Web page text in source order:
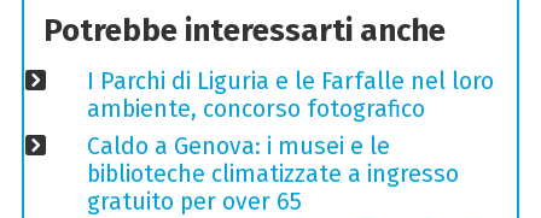
Potrebbe interessarti anche
I Parchi di Liguria e le Farfalle nel loro
ambiente, concorso fotografico
Caldo a Genova: i musei e le
biblioteche climatizzate a ingresso
gratuito per over 65